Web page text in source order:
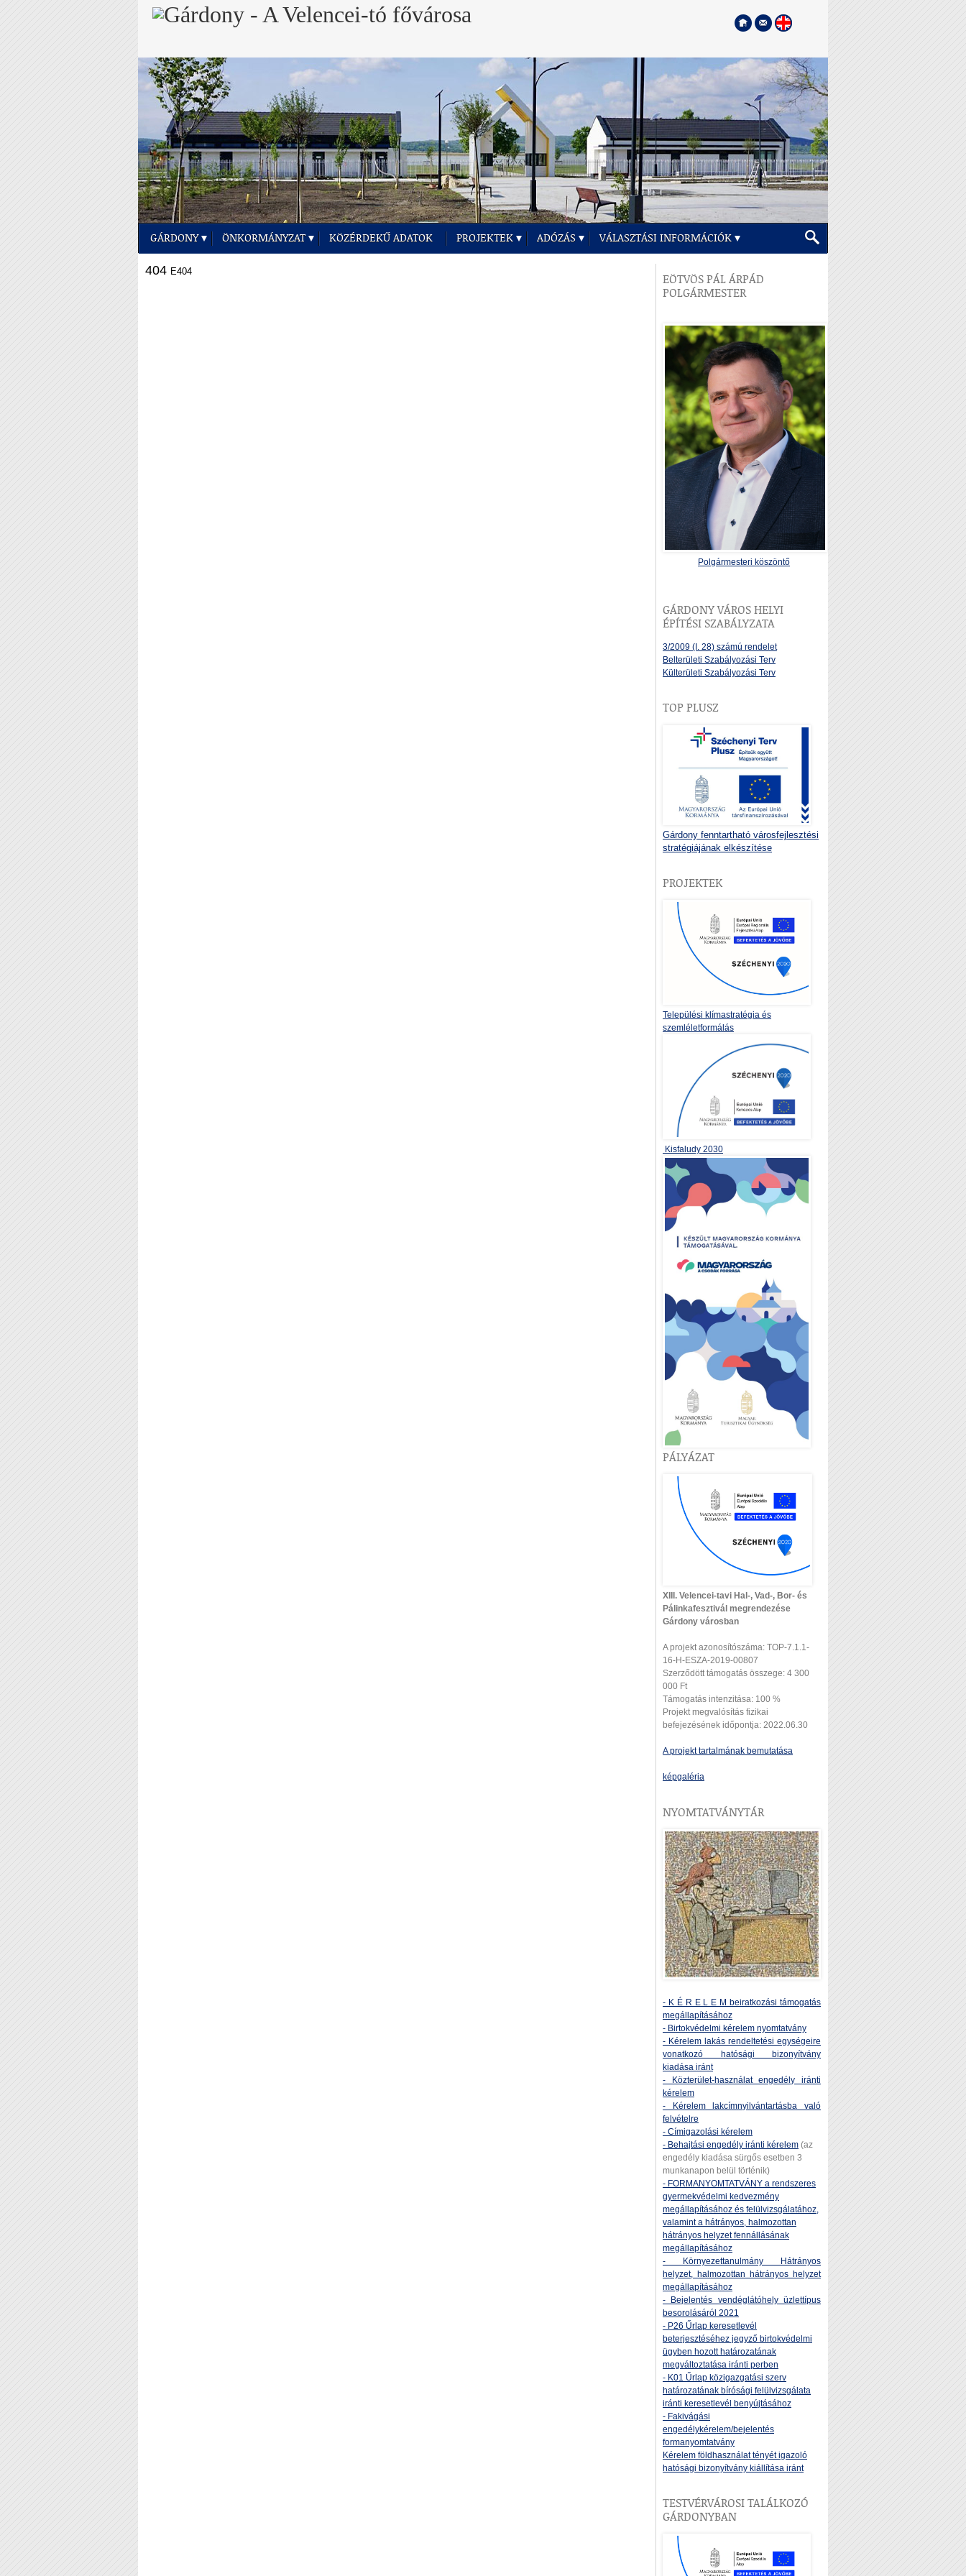
GÁRDONY ÖNKORMÁNYZAT KÖZÉRDEKŰ ADATOK PROJEKTEK ADÓZÁS VÁLASZTÁSI INFORMÁCIÓK
404 E404
EÖTVÖS PÁL ÁRPÁD
POLGÁRMESTER
Polgármesteri köszöntő
GÁRDONY VÁROS HELYI
ÉPÍTÉSI SZABÁLYZATA
3/2009 (I. 28) számú rendelet
Belterületi Szabályozási Terv
Külterületi Szabályozási Terv
TOP PLUSZ
Gárdony fenntartható városfejlesztési
stratégiájának elkészítése
PROJEKTEK
Települési klímastratégia és
szemléletformálás
Kisfaludy 2030
PÁLYÁZAT
XIII. Velencei-tavi Hal-, Vad-, Bor- és
Pálinkafesztivál megrendezése
Gárdony városban
A projekt azonosítószáma: TOP-7.1.1-
16-H-ESZA-2019-00807
Szerződött támogatás összege: 4 300
000 Ft
Támogatás intenzitása: 100 %
Projekt megvalósítás fizikai
befejezésének időpontja: 2022.06.30
A projekt tartalmának bemutatása
képgaléria
NYOMTATVÁNYTÁR
- K É R E L E M beiratkozási támogatás
megállapításához
- Birtokvédelmi kérelem nyomtatvány
- Kérelem lakás rendeltetési egységeire
vonatkozó hatósági bizonyítvány
kiadása iránt
- Közterület-használat engedély iránti
kérelem
- Kérelem lakcímnyilvántartásba való
felvételre
- Címigazolási kérelem
- Behajtási engedély iránti kérelem (az
engedély kiadása sürgős esetben 3
munkanapon belül történik)
- FORMANYOMTATVÁNY a rendszeres
gyermekvédelmi kedvezmény
megállapításához és felülvizsgálatához,
valamint a hátrányos, halmozottan
hátrányos helyzet fennállásának
megállapításához
- Környezettanulmány Hátrányos
helyzet, halmozottan hátrányos helyzet
megállapításához
- Bejelentés vendéglátóhely üzlettípus
besorolásáról 2021
- P26 Űrlap keresetlevél
beterjesztéséhez jegyző birtokvédelmi
ügyben hozott határozatának
megváltoztatása iránti perben
- K01 Űrlap közigazgatási szerv
határozatának bírósági felülvizsgálata
iránti keresetlevél benyújtásához
- Fakivágási
engedélykérelem/bejelentés
formanyomtatvány
Kérelem földhasználat tényét igazoló
hatósági bizonyítvány kiállítása iránt
TESTVÉRVÁROSI TALÁLKOZÓ
GÁRDONYBAN